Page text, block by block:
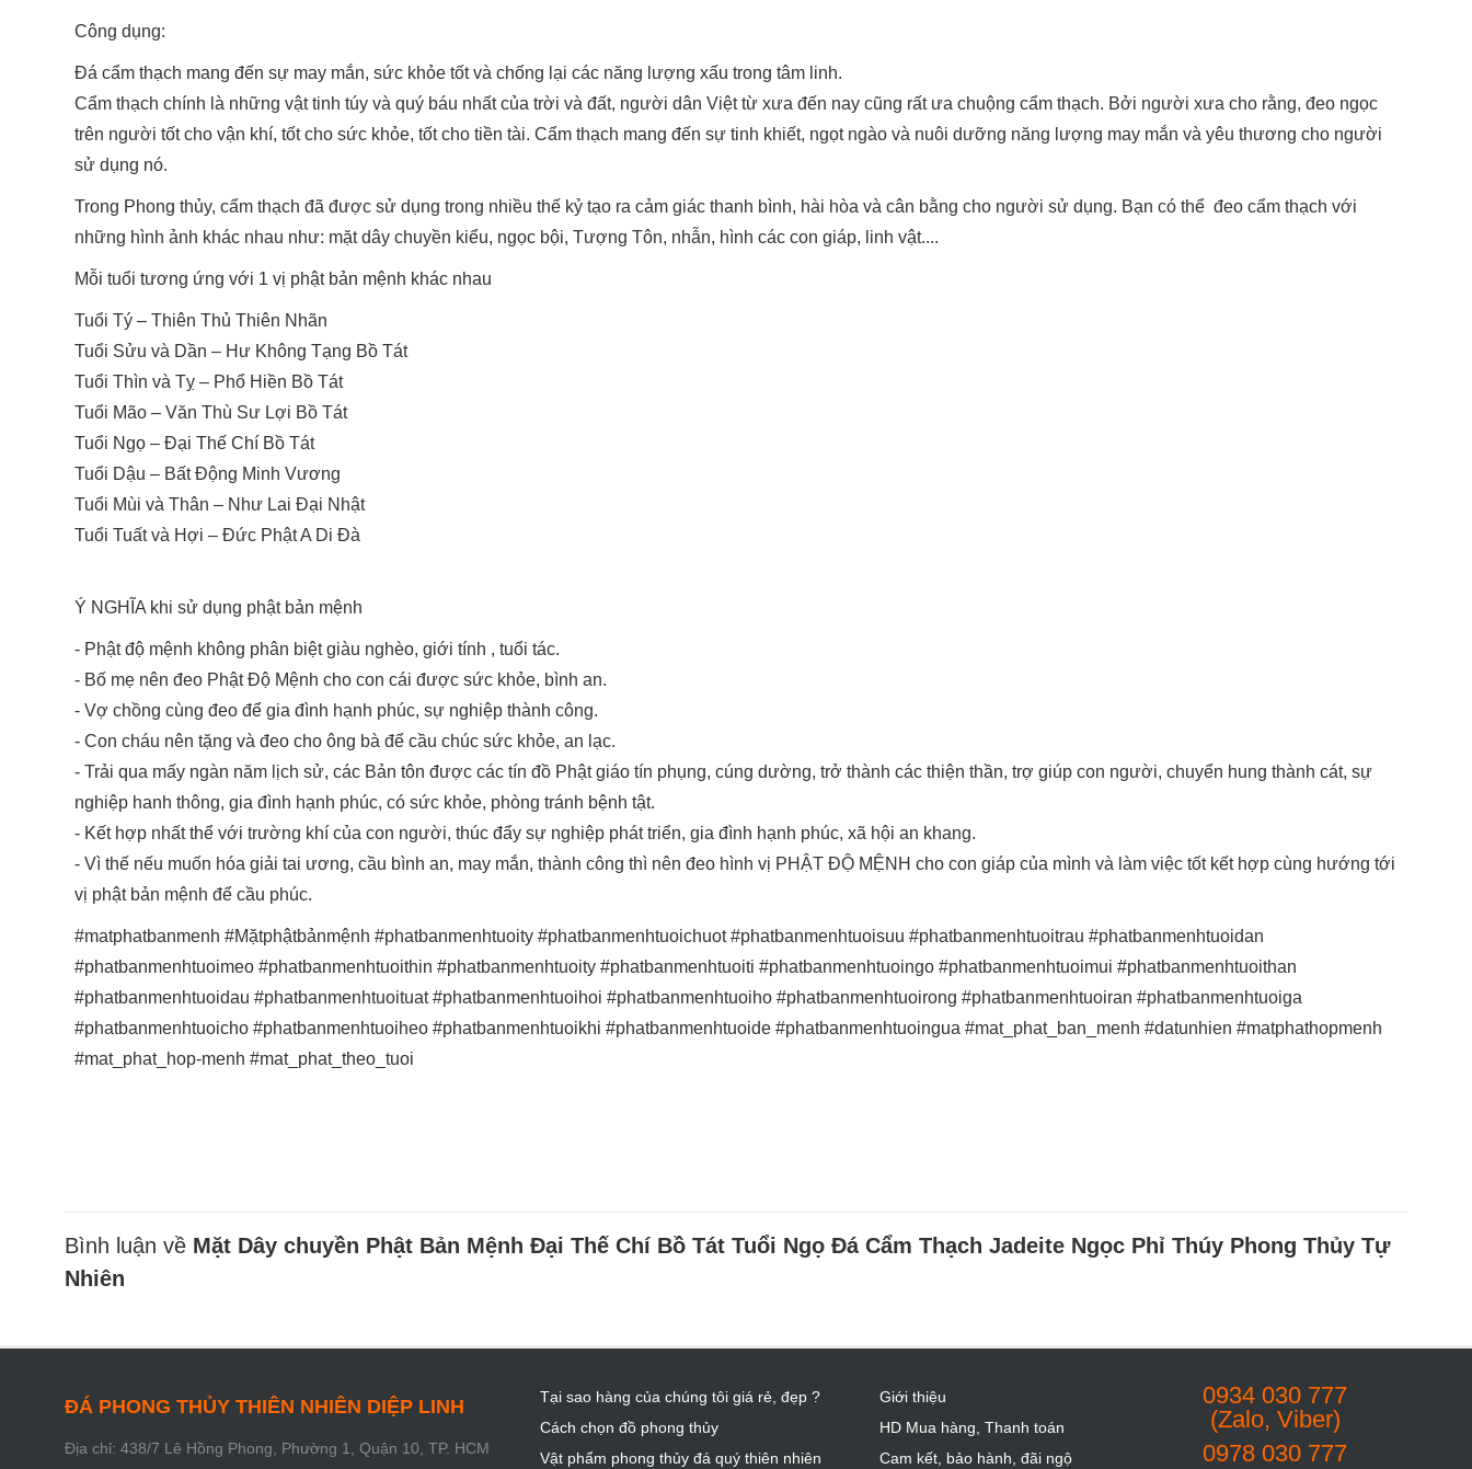
Công dụng:
Đá cẩm thạch mang đến sự may mắn, sức khỏe tốt và chống lại các năng lượng xấu trong tâm linh.
Cẩm thạch chính là những vật tinh túy và quý báu nhất của trời và đất, người dân Việt từ xưa đến nay cũng rất ưa chuộng cẩm thạch. Bởi người xưa cho rằng, đeo ngọc
trên người tốt cho vận khí, tốt cho sức khỏe, tốt cho tiền tài. Cẩm thạch mang đến sự tinh khiết, ngọt ngào và nuôi dưỡng năng lượng may mắn và yêu thương cho người
sử dụng nó.
Trong Phong thủy, cẩm thạch đã được sử dụng trong nhiều thế kỷ tạo ra cảm giác thanh bình, hài hòa và cân bằng cho người sử dụng. Bạn có thể đeo cẩm thạch với
những hình ảnh khác nhau như: mặt dây chuyền kiểu, ngọc bội, Tượng Tôn, nhẫn, hình các con giáp, linh vật....
Mỗi tuổi tương ứng với 1 vị phật bản mệnh khác nhau
Tuổi Tý – Thiên Thủ Thiên Nhãn
Tuổi Sửu và Dần – Hư Không Tạng Bồ Tát
Tuổi Thìn và Tỵ – Phổ Hiền Bồ Tát
Tuổi Mão – Văn Thù Sư Lợi Bồ Tát
Tuổi Ngọ – Đại Thế Chí Bồ Tát
Tuổi Dậu – Bất Động Minh Vương
Tuổi Mùi và Thân – Như Lai Đại Nhật
Tuổi Tuất và Hợi – Đức Phật A Di Đà
Ý NGHĨA khi sử dụng phật bản mệnh
- Phật độ mệnh không phân biệt giàu nghèo, giới tính , tuổi tác.
- Bố mẹ nên đeo Phật Độ Mệnh cho con cái được sức khỏe, bình an.
- Vợ chồng cùng đeo để gia đình hạnh phúc, sự nghiệp thành công.
- Con cháu nên tặng và đeo cho ông bà để cầu chúc sức khỏe, an lạc.
- Trải qua mấy ngàn năm lịch sử, các Bản tôn được các tín đồ Phật giáo tín phụng, cúng dường, trở thành các thiện thần, trợ giúp con người, chuyển hung thành cát, sự
nghiệp hanh thông, gia đình hạnh phúc, có sức khỏe, phòng tránh bệnh tật.
- Kết hợp nhất thể với trường khí của con người, thúc đẩy sự nghiệp phát triển, gia đình hạnh phúc, xã hội an khang.
- Vì thế nếu muốn hóa giải tai ương, cầu bình an, may mắn, thành công thì nên đeo hình vị PHẬT ĐỘ MỆNH cho con giáp của mình và làm việc tốt kết hợp cùng hướng tới
vị phật bản mệnh để cầu phúc.
#matphatbanmenh #Mặtphậtbảnmệnh #phatbanmenhtuoity #phatbanmenhtuoichuot #phatbanmenhtuoisuu #phatbanmenhtuoitrau #phatbanmenhtuoidan
#phatbanmenhtuoimeo #phatbanmenhtuoithin #phatbanmenhtuoity #phatbanmenhtuoiti #phatbanmenhtuoingo #phatbanmenhtuoimui #phatbanmenhtuoithan
#phatbanmenhtuoidau #phatbanmenhtuoituat #phatbanmenhtuoihoi #phatbanmenhtuoiho #phatbanmenhtuoirong #phatbanmenhtuoiran #phatbanmenhtuoiga
#phatbanmenhtuoicho #phatbanmenhtuoiheo #phatbanmenhtuoikhi #phatbanmenhtuoide #phatbanmenhtuoingua #mat_phat_ban_menh #datunhien #matphathopmenh
#mat_phat_hop-menh #mat_phat_theo_tuoi
Bình luận về Mặt Dây chuyền Phật Bản Mệnh Đại Thế Chí Bồ Tát Tuổi Ngọ Đá Cẩm Thạch Jadeite Ngọc Phỉ Thúy Phong Thủy Tự
Nhiên
ĐÁ PHONG THỦY THIÊN NHIÊN DIỆP LINH
Địa chỉ: 438/7 Lê Hồng Phong, Phường 1, Quận 10, TP. HCM
Tại sao hàng của chúng tôi giá rẻ, đẹp ?
Cách chọn đồ phong thủy
Vật phẩm phong thủy đá quý thiên nhiên
Giới thiệu
HD Mua hàng, Thanh toán
Cam kết, bảo hành, đãi ngộ
0934 030 777
(Zalo, Viber)
0978 030 777